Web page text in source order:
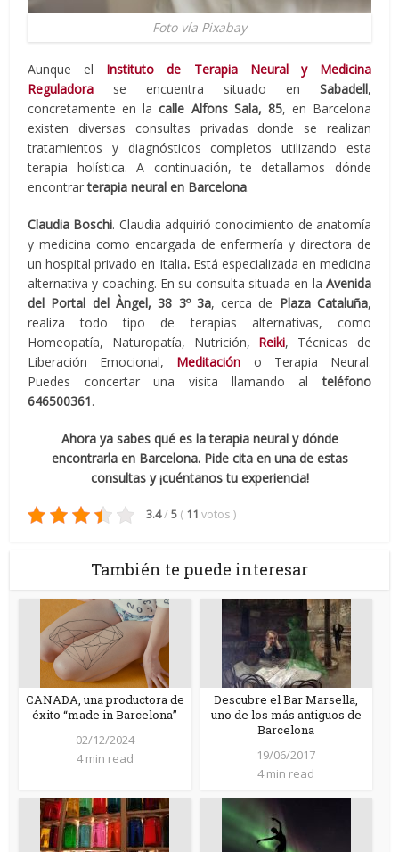
Foto vía Pixabay
Aunque el Instituto de Terapia Neural y Medicina
Reguladora se encuentra situado en Sabadell,
concretamente en lacalle Alfons Sala, 85, en Barcelona
existen diversas consultas privadas donde se realizan
tratamientos y diagnósticos completos utilizando esta
terapia holística. A continuación, te detallamos dónde
encontrarterapia neural en Barcelona.
Claudia Boschi. Claudia adquirió conocimiento de anatomía
y medicina como encargada de enfermería y directora de
un hospital privado en Italia.Está especializada en medicina
alternativa y coaching. En su consulta situada en la Avenida
del Portal del Àngel, 38 3º 3a, cerca de Plaza Cataluña,
realiza todo tipo de terapias alternativas, como
Homeopatía, Naturopatía, Nutrición, Reiki, Técnicas de
Liberación Emocional, Meditación o Terapia Neural.
Puedes concertar una visita llamando alteléfono
646500361.
Ahora ya sabes qué es la terapia neural y dónde
encontrarla en Barcelona. Pide cita en una de estas
consultas y ¡cuéntanos tu experiencia!
3.4/ 5 ( 11 votos )
También te puede interesar
CANADA, una productora de
éxito “made in Barcelona”
02/12/2024
4 min read
Descubre el Bar Marsella,
uno de los más antiguos de
Barcelona
19/06/2017
4 min read